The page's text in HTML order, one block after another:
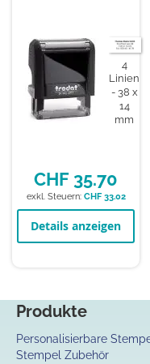
4
Linien
38 x
14
mm
CHF 35.70
CHF 33.02
Details anzeigen
Produkte
Personalisierbare
Stempel Zubehör